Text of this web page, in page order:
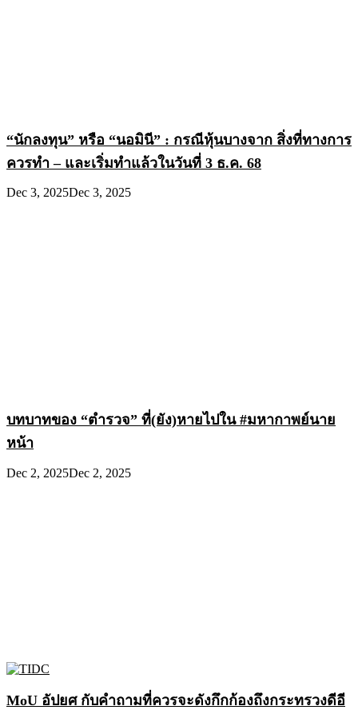
“นักลงทุน” หรือ “นอมินี” : กรณีหุ้นบางจาก สิ่งที่ทางการ
ควรทำ – และเริ่มทำแล้วในวันที่ 3 ธ.ค. 68
Dec 3, 2025Dec 3, 2025
บทบาทของ “ตำรวจ” ที่(ยัง)หายไปใน #มหากาพย์นาย
หน้า
Dec 2, 2025Dec 2, 2025
MoU อัปยศ กับคำถามที่ควรจะดังกึกก้องถึงกระทรวงดีอี